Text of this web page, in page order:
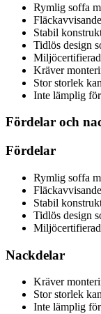
Rymlig soffa
Stabil
Tidlös design
Kräver
Stor storlek
Inte lämplig
Fördelar och
Fördelar
Rymlig soffa
Stabil
Tidlös design
Nackdelar
Kräver
Stor storlek
Inte lämplig